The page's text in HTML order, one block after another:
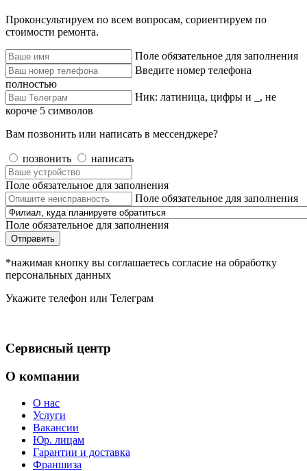
Проконсультируем по всем вопросам, сориентируем по
стоимости ремонта.
Поле обязательное для заполнения
Введите номер телефона
полностью
Ник: латиница, цифры и _, не
короче 5 символов
Вам позвонить или написать в мессенджере?
позвонить написать
Поле обязательное для заполнения
Поле обязательное для заполнения
Поле обязательное для заполнения
Отправить
*нажимая кнопку вы соглашаетесь согласие на обработку
персональных данных
Укажите телефон или Телеграм
Сервисный центр
О компании
О нас
Услуги
Вакансии
Юр. лицам
Гарантии и доставка
Франшиза